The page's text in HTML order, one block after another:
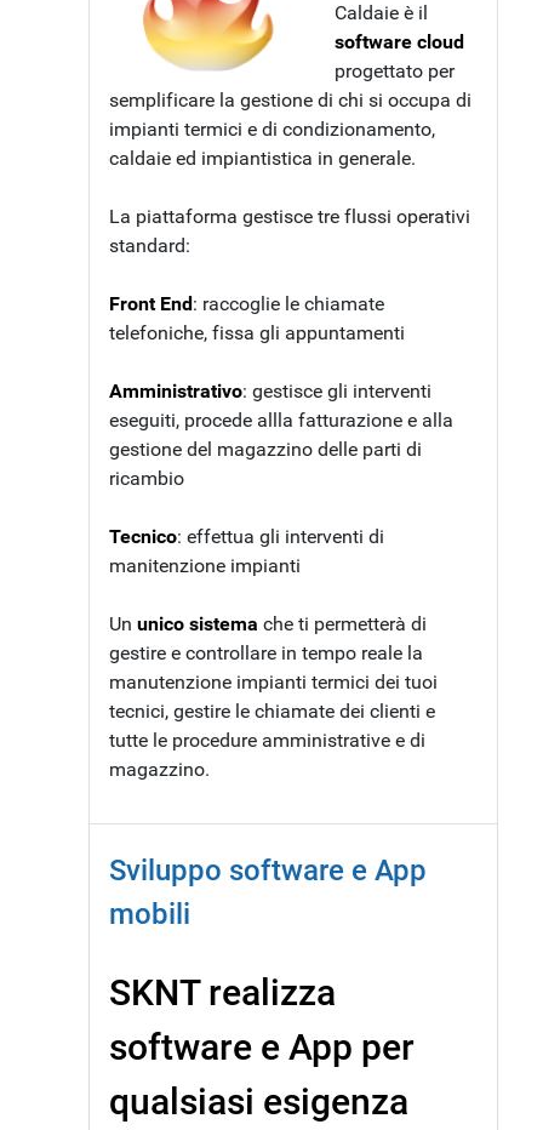
Caldaie è il
software cloud
progettato per
semplificare la gestione di chi si occupa di
impianti termici e di condizionamento,
caldaie ed impiantistica in generale.
La piattaforma gestisce tre flussi operativi
standard:
Front End : raccoglie le chiamate
telefoniche, fissa gli appuntamenti
Amministrativo: gestisce gli interventi
eseguiti, procede allla fatturazione e alla
gestione del magazzino delle parti di
ricambio
Tecnico: effettua gli interventi di
manitenzione impianti
Un unico sistema che ti permetterà di
gestire e controllare in tempo reale la
manutenzione impianti termici dei tuoi
tecnici, gestire le chiamate dei clienti e
tutte le procedure amministrative e di
magazzino.
Sviluppo software e App
mobili
SKNT realizza
software e App per
qualsiasi esigenza